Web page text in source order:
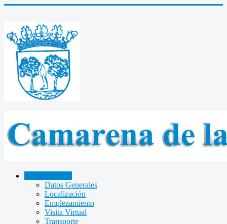
Datos Generales
Localización
Emplezamiento
Visita Virtual
Transporte